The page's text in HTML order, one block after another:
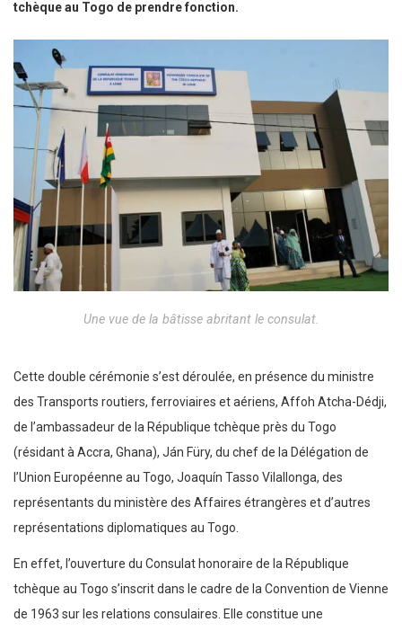
tchèque au Togo de prendre fonction.
Une vue de la bâtisse abritant le consulat.
Cette double cérémonie s’est déroulée, en présence du ministre
des Transports routiers, ferroviaires et aériens, Affoh Atcha-Dédji,
de l’ambassadeur de la République tchèque près du Togo
(résidant à Accra, Ghana), Ján Füry, du chef de la Délégation de
l’Union Européenne au Togo, Joaquín Tasso Vilallonga, des
représentants du ministère des Affaires étrangères et d’autres
représentations diplomatiques au Togo.
En effet, l’ouverture du Consulat honoraire de la République
tchèque au Togo s’inscrit dans le cadre de la Convention de Vienne
de 1963 sur les relations consulaires. Elle constitue une